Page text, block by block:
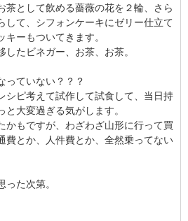
茶として飲める薔薇の花を２輪、さら
して、シフォンケーキにゼリー仕立て
ーもついてきます。
たビネガー、お茶、お茶。
ていない？？？
シピ考えて試作して試食して、当日持
大変過ぎる気がします。
かもですが、わざわざ山形に行って買
費とか、人件費とか、全然乗ってない
た次第。